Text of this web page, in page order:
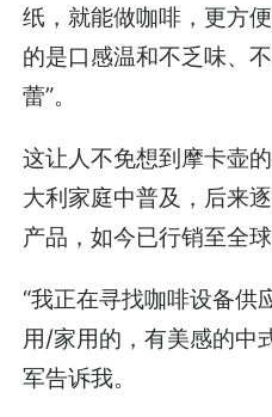
纸，就能做咖啡，更方
的是口感温和不乏味、
蕾”。
这让人不免想到摩卡壶
大利家庭中普及，后来
产品，如今已行销至全球
“我正在寻找咖啡设备供
用/家用的，有美感的中
军告诉我。